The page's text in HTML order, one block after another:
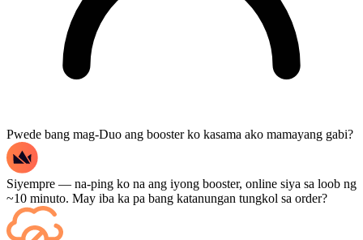
Pwede bang mag-Duo ang booster ko kasama ako mamayang gabi?
Siyempre — na-ping ko na ang iyong booster, online siya sa loob ng
~10 minuto. May iba ka pa bang katanungan tungkol sa order?